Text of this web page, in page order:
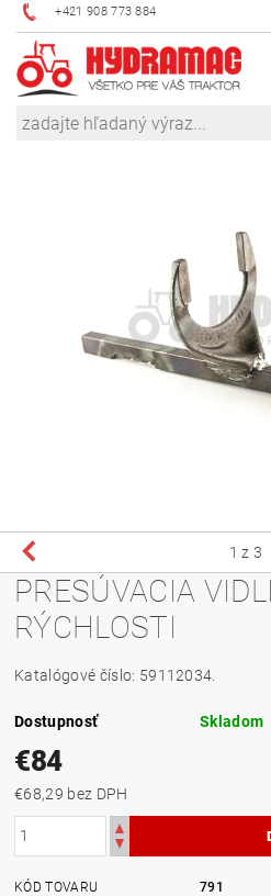
+421 908 773 884
1 z 3
PRESÚVACIA
RÝCHLOSTI
Katalógové číslo: 59112034.
Dostupnosť Skladom
€84
€68,29 bez DPH
KÓD TOVARU
791